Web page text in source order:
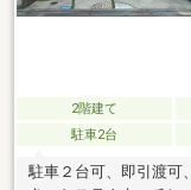
2階建て
駐車2台
駐車２台可、即引渡可